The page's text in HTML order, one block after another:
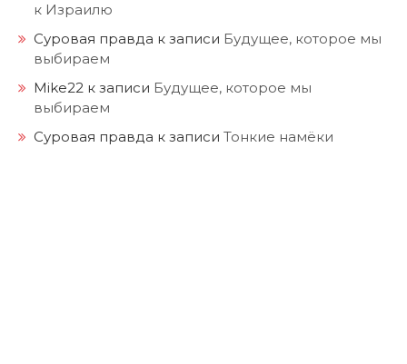
к Израилю
Суровая правда к записи Будущее, которое мы
выбираем
Mike22 к записи Будущее, которое мы
выбираем
Суровая правда к записи Тонкие намёки